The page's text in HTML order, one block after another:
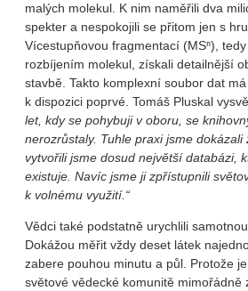
malých molekul. K nim naměřili dva
spekter a nespokojili se přitom jen s
Vícestupňovou fragmentací (MSⁿ),
rozbíjením molekul, získali detailnější
stavbě. Takto komplexní soubor dat
k dispozici poprvé. Tomáš Pluskal
let, kdy se pohybuji v oboru, se
nerozrůstaly. Tuhle praxi jsme dokázali
vytvořili jsme dosud největší databázi,
existuje. Navíc jsme ji zpřístupnili
k volnému využití.“
Vědci také podstatně urychlili
Dokážou měřit vždy deset látek
zabere pouhou minutu a půl. Protože
světové vědecké komunitě mimořádně